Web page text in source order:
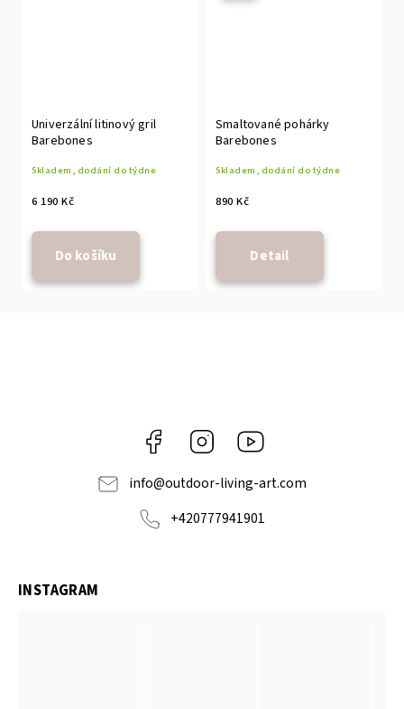
Univerzální litinový gril
Barebones
Skladem, dodání do týdne
6 190 Kč
Do košíku
Smaltované pohárky
Barebones
Skladem, dodání do týdne
890 Kč
Detail
Facebook Instagram
info@outdoor-living-art.com
+420777941901
INSTAGRAM